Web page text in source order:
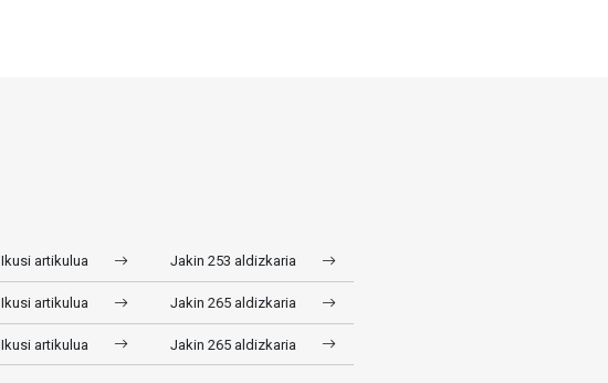
Ikusi artikulua Jakin 253 aldizkaria
Ikusi artikulua Jakin 265 aldizkaria
Ikusi artikulua Jakin 265 aldizkaria